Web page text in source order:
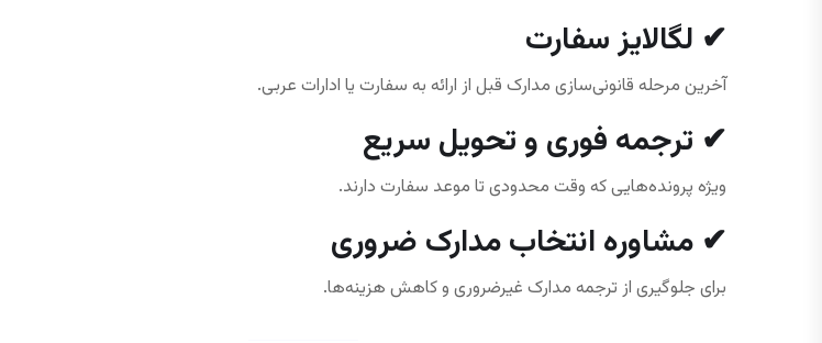
✔ لگالایز سفارت
آخرین مرحله قانونی‌سازی مدارک قبل از ارائه به سفارت یا ادارات عربی.
✔ ترجمه فوری و تحویل سریع
ویژه پرونده‌هایی که وقت محدودی تا موعد سفارت دارند.
✔ مشاوره انتخاب مدارک ضروری
برای جلوگیری از ترجمه مدارک غیرضروری و کاهش هزینه‌ها.